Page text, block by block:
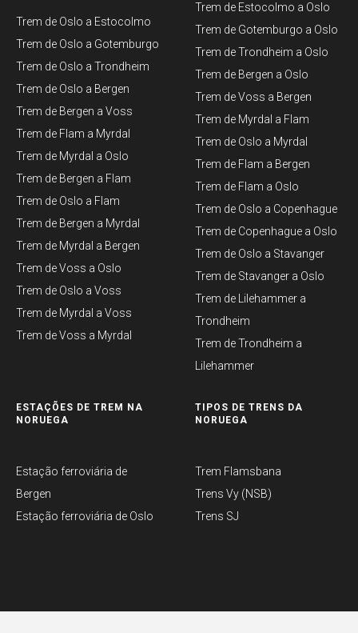
Trem de Oslo a Estocolmo
Trem de Oslo a Gotemburgo
Trem de Oslo a Trondheim
Trem de Oslo a Bergen
Trem de Bergen a Voss
Trem de Flam a Myrdal
Trem de Myrdal a Oslo
Trem de Bergen a Flam
Trem de Oslo a Flam
Trem de Bergen a Myrdal
Trem de Myrdal a Bergen
Trem de Voss a Oslo
Trem de Oslo a Voss
Trem de Myrdal a Voss ​
Trem de Voss a Myrdal
Trem de Estocolmo a Oslo
Trem de Gotemburgo a Oslo
Trem de Trondheim a Oslo
Trem de Bergen a Oslo
Trem de Voss a Bergen
Trem de Myrdal a Flam
Trem de Oslo a Myrdal
Trem de Flam a Bergen
Trem de Flam a Oslo
Trem de Oslo a Copenhague
Trem de Copenhague a Oslo
Trem de Oslo a Stavanger
Trem de Stavanger a Oslo
Trem de Lilehammer a
Trondheim
Trem de Trondheim a
Lilehammer
ESTAÇÕES DE TREM NA
NORUEGA
Estação ferroviária de
Bergen
Estação ferroviária de Oslo
TIPOS DE TRENS DA
NORUEGA
Trem Flamsbana
Trens Vy (NSB)
Trens SJ